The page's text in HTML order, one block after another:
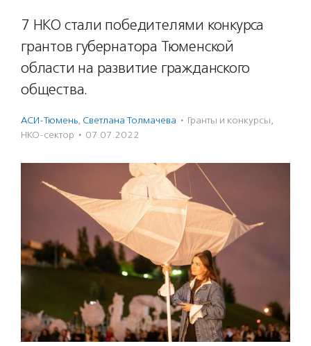
7 НКО стали победителями конкурса
грантов губернатора Тюменской
области на развитие гражданского
общества.
АСИ-Тюмень, Светлана Толмачева · Гранты и конкурсы,
НКО-сектор · 07.07.2022